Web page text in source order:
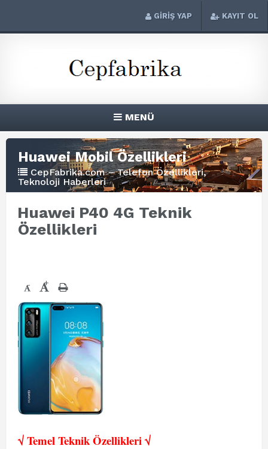
GİRİŞ YAP KAYIT OL
MENÜ
Huawei Mobil Özellikleri
CepFabrika.com – Telefon Özellikleri,
Teknoloji Haberleri
Huawei P40 4G Teknik
Özellikleri
- +
√ Temel Teknik Özellikleri √